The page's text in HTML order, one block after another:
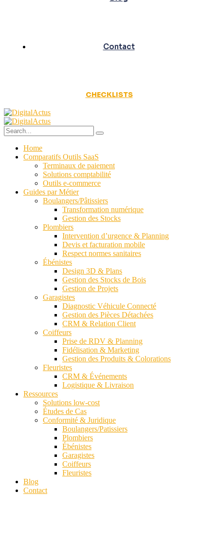
Contact
CHECKLISTS
Home
Comparatifs Outils SaaS
Terminaux de paiement
Solutions comptabilité
Outils e-commerce
Guides par Métier
Boulangers/Pâtissiers
Transformation numérique
Gestion des Stocks
Plombiers
Intervention d’urgence & Planning
Devis et facturation mobile
Respect normes sanitaires
Ébénistes
Design 3D & Plans
Gestion des Stocks de Bois
Gestion de Projets
Garagistes
Diagnostic Véhicule Connecté
Gestion des Pièces Détachées
CRM & Relation Client
Coiffeurs
Prise de RDV & Planning
Fidélisation & Marketing
Gestion des Produits & Colorations
Fleuristes
CRM & Événements
Logistique & Livraison
Ressources
Solutions low-cost
Études de Cas
Conformité & Juridique
Boulangers/Patissiers
Plombiers
Ébénistes
Garagistes
Coiffeurs
Fleuristes
Blog
Contact